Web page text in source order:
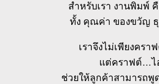
สำหรับเรา งานพิมพ์
ทั้ง คุณค่า ของขวัญ
เราจึงไม่เพียงคร
แต่คราฟต์…ไ
ช่วยให้ลูกค้าสามารถพู